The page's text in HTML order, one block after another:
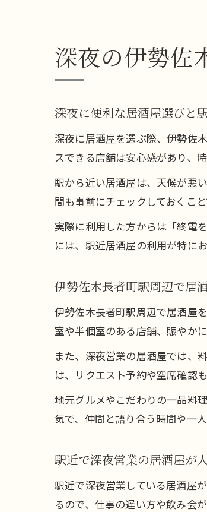
深夜の伊勢佐
深夜に便利な居酒屋選びと
深夜に居酒屋を選ぶ際、伊勢佐
スできる店舗は安心感があり、
駅から近い居酒屋は、天候が悪
間も事前にチェックしておくこ
実際に利用した方からは「終電
には、駅近居酒屋の利用が特にお
伊勢佐木長者町駅周辺で居
伊勢佐木長者町駅周辺で居酒屋
室や半個室のある店舗、賑やか
また、深夜営業の居酒屋では、
は、リクエスト予約や空席確認
地元グルメやこだわりの一品料
気で、仲間と語り合う時間や一
駅近で深夜営業の居酒屋が
駅近で深夜営業している居酒屋
るので、仕事の遅い方や飲み会